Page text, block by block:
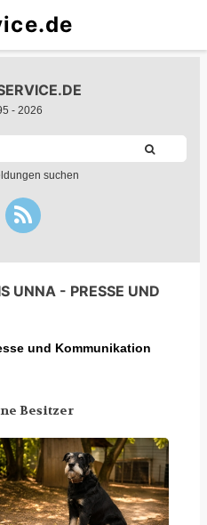
- 2026
suchen
UNNA - PRESSE UND
und Kommunikation
Besitzer